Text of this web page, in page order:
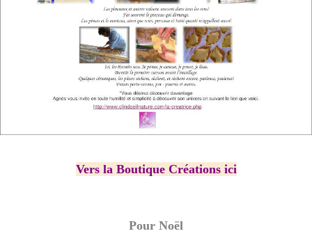
Vers la Boutique Créations ici
Pour Noël